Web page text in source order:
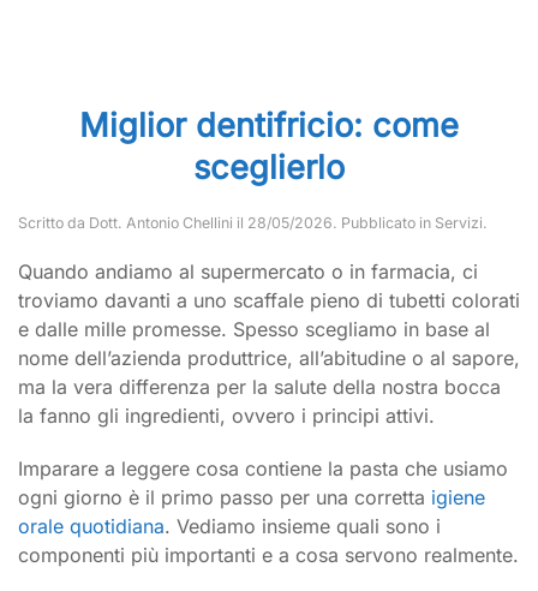
Miglior dentifricio: come
sceglierlo
Scritto da Dott. Antonio Chellini il 28/05/2026. Pubblicato in Servizi.
Quando andiamo al supermercato o in farmacia, ci
troviamo davanti a uno scaffale pieno di tubetti colorati
e dalle mille promesse. Spesso scegliamo in base al
nome dell’azienda produttrice, all’abitudine o al sapore,
ma la vera differenza per la salute della nostra bocca
la fanno gli ingredienti, ovvero i principi attivi.
Imparare a leggere cosa contiene la pasta che usiamo
ogni giorno è il primo passo per una corretta igiene
orale quotidiana. Vediamo insieme quali sono i
componenti più importanti e a cosa servono realmente.